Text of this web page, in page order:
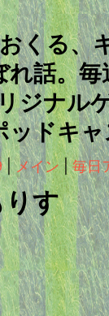
くる、
話。毎
ジナル
ドキ
|メイン|毎日
す